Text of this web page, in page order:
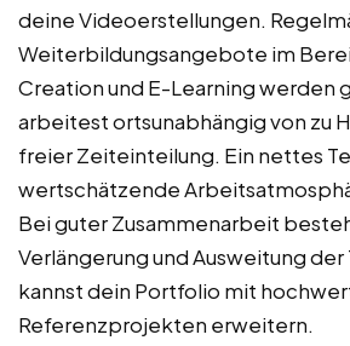
deine Videoerstellungen.
Weiterbildungsangebote im
Creation und E-Learning werden
arbeitest ortsunabhängig von zu
freier Zeiteinteilung. Ein nettes
wertschätzende
Bei guter Zusammenarbeit
Verlängerung und Ausweitung
kannst dein Portfolio mit
Referenzprojekten erweitern.